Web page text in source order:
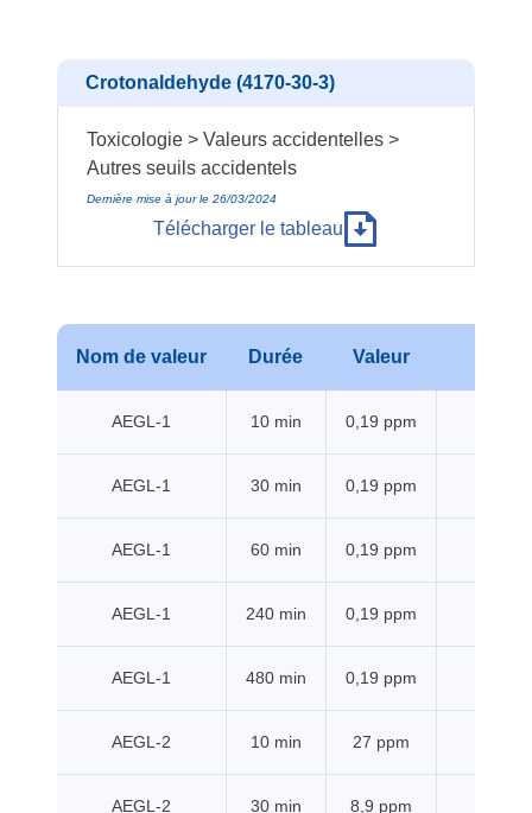
Crotonaldehyde (4170-30-3)
Toxicologie > Valeurs accidentelles >
Autres seuils accidentels
Dernière mise à jour le 26/03/2024
Télécharger le tableau
Nom de valeur Durée Valeur
AEGL-1 10 min 0,19 ppm
AEGL-1 30 min 0,19 ppm
AEGL-1 60 min 0,19 ppm
AEGL-1 240 min 0,19 ppm
AEGL-1 480 min 0,19 ppm
AEGL-2 10 min 27 ppm
AEGL-2 30 min 8,9 ppm